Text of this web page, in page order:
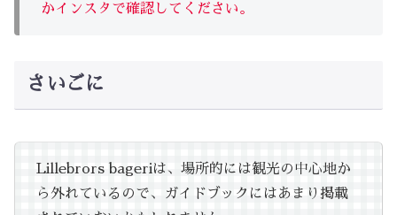
かインスタで確認してください。
さいごに
Lillebrors bageriは、場所的には観光の中心地か
ら外れているので、ガイドブックにはあまり掲載